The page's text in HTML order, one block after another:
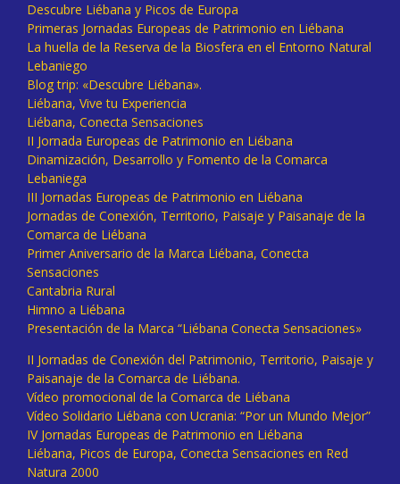
Descubre Liébana y Picos de Europa
Primeras Jornadas Europeas de Patrimonio en Liébana
La huella de la Reserva de la Biosfera en el Entorno Natural
Lebaniego
Blog trip: «Descubre Liébana».
Liébana, Vive tu Experiencia
Liébana, Conecta Sensaciones
II Jornada Europeas de Patrimonio en Liébana
Dinamización, Desarrollo y Fomento de la Comarca
Lebaniega
III Jornadas Europeas de Patrimonio en Liébana
Jornadas de Conexión, Territorio, Paisaje y Paisanaje de la
Comarca de Liébana
Primer Aniversario de la Marca Liébana, Conecta
Sensaciones
Cantabria Rural
Himno a Liébana
Presentación de la Marca “Liébana Conecta Sensaciones»
II Jornadas de Conexión del Patrimonio, Territorio, Paisaje y
Paisanaje de la Comarca de Liébana.
Vídeo promocional de la Comarca de Liébana
Vídeo Solidario Liébana con Ucrania: “Por un Mundo Mejor”
IV Jornadas Europeas de Patrimonio en Liébana
Liébana, Picos de Europa, Conecta Sensaciones en Red
Natura 2000